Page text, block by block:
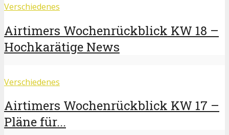
Verschiedenes
Airtimers Wochenrückblick KW 18 –
Hochkarätige News
Verschiedenes
Airtimers Wochenrückblick KW 17 –
Pläne für...